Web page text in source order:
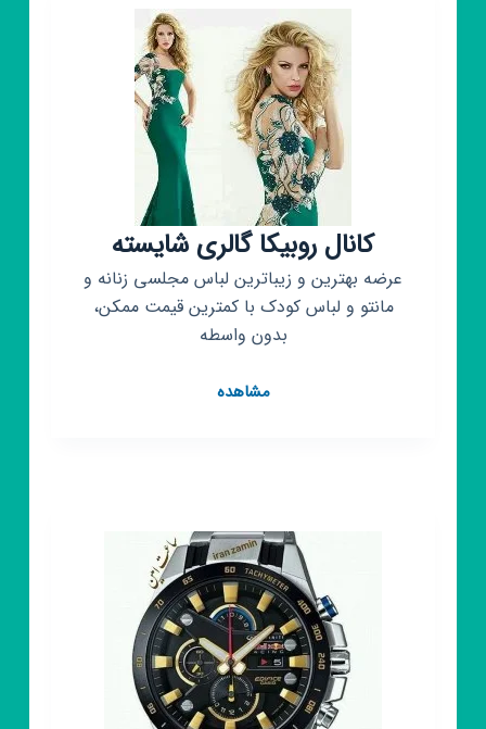
کانال روبیکا گالری شایسته
عرضه بهترین و زیباترین لباس مجلسی زنانه و
مانتو و لباس کودک با کمترین قیمت ممکن،
بدون واسطه
مشاهدهکانال